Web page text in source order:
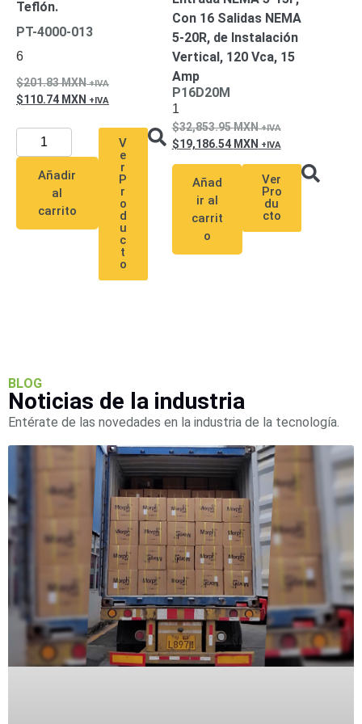
Pantallas
y
de
ApoyoPantallas
Monitores
Videowall
Seguridad
Protección
Contra
Descargas
Corriente
Corriente
Redes
Servidores
eSATA
Discos
Duros
Mecánicos
(HDD)Memorias
Memorias
Servidores
de
AplicaciónUnidades
de Estado
Sólido
(SSD)
Software
VMS y
Teflón.
PT-4000-013
6
201.83MXN
110.74 MXN
Añadir
al
carrito
V
e
r
P
r
o
d
u
c
t
o
Con 16 Salidas NEMA
5-20R, de Instalación
Vertical, 120 Vca, 15
Amp
P16D20M
1
32,853.95MXN
19,186.54 MXN
Añad
ir al
carrit
o
Ver
Pro
du
cto
BLOG
Noticias de la industria
Entérate de las novedades en la industria de la tecnología.